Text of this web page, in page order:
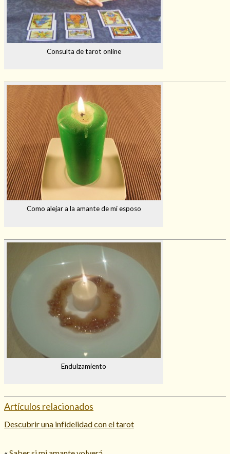
Consulta de tarot online
Como alejar a la amante de mi esposo
Endulzamiento
Artículos relacionados
Descubrir una infidelidad con el tarot